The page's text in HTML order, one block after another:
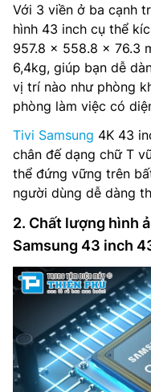
Với 3 viền ở ba cạnh
hình 43 inch cụ thể
957.8 x 558.8 x 76.3
6,4kg, giúp bạn dễ
vị trí nào như phòng
phòng làm việc có
Tivi Samsung 4K 43
chân đế dạng chữ T
thể đứng vững trên
người dùng dễ dàng
2. Chất lượng hình
Samsung 43 inch